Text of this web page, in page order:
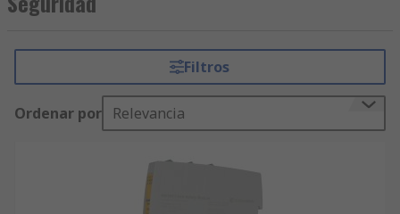
Filtros
Ordenar por Relevancia